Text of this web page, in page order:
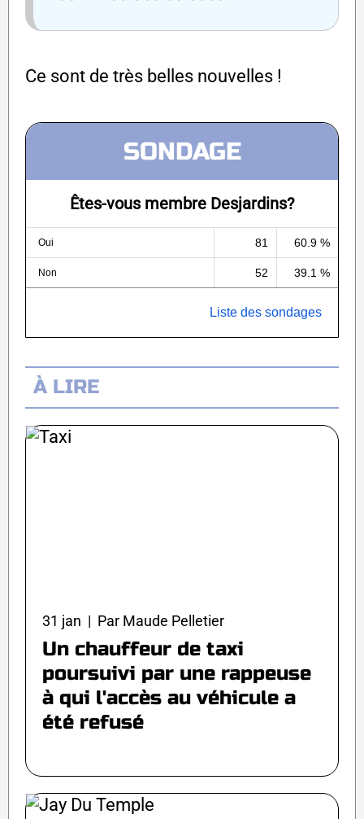
Ce sont de très belles nouvelles !
SONDAGE
Êtes-vous membre Desjardins?
Oui 81 60.9 %
Non 52 39.1 %
Liste des sondages
À LIRE
31 jan | Par Maude Pelletier
Un chauffeur de taxi
poursuivi par une rappeuse
à qui l'accès au véhicule a
été refusé